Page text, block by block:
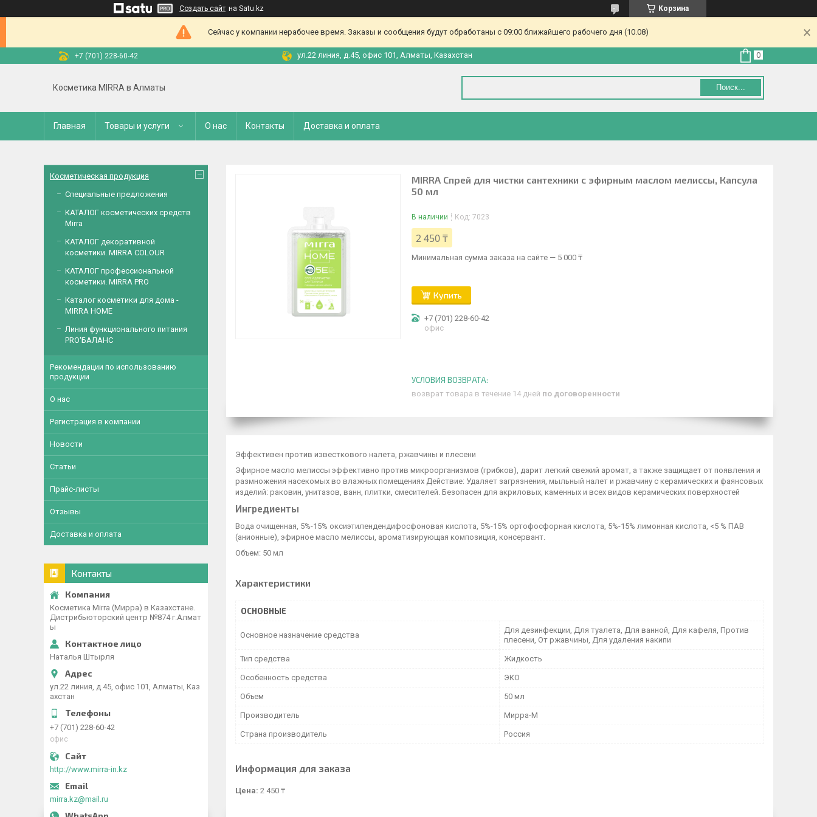
Создать сайт на Satu.kz Корзина
Сейчас у компании нерабочее время. Заказы и сообщения будут обработаны с 09:00 ближайшего рабочего дня (10.08)
+7 (701) 228-60-42 ул.22 линия, д.45, офис 101, Алматы, Казахстан
Косметика MIRRA в Алматы Поиск...
Главная Товары и услуги О нас Контакты Доставка и оплата
MIRRA Спрей для чистки сантехники с эфирным маслом мелиссы, Капсула
50 мл
В наличии Код: 7023
2 450 ₸
Минимальная сумма заказа на сайте — 5 000 ₸
Купить
+7 (701) 228-60-42
офис
возврат товара в течение 14 дней по договоренности
Эффективен против известкового налета, ржавчины и плесени
Эфирное масло мелиссы эффективно против микроорганизмов (грибков), дарит легкий свежий аромат, а также защищает от появления и
размножения насекомых во влажных помещениях Действие: Удаляет загрязнения, мыльный налет и ржавчину с керамических и фаянсовых
изделий: раковин, унитазов, ванн, плитки, смесителей. Безопасен для акриловых, каменных и всех видов керамических поверхностей
Ингредиенты
Вода очищенная, 5%-15% оксиэтилендендифосфоновая кислота, 5%-15% ортофосфорная кислота, 5%-15% лимонная кислота, <5 % ПАВ
(анионные), эфирное масло мелиссы, ароматизирующая композиция, консервант.
Объем: 50 мл
Характеристики
ОСНОВНЫЕ
Основное назначение средства
Для дезинфекции, Для туалета, Для ванной, Для кафеля, Против
плесени, От ржавчины, Для удаления накипи
Тип средства Жидкость
Особенность средства ЭКО
Объем 50 мл
Производитель Мирра-М
Страна производитель Россия
Информация для заказа
Цена: 2 450 ₸
Косметическая продукция
Специальные предложения
КАТАЛОГ косметических средств
Mirra
КАТАЛОГ декоративной
косметики. MIRRA COLOUR
КАТАЛОГ профессиональной
косметики. MIRRA PRO
Каталог косметики для дома -
MIRRA HOME
Линия функционального питания
PRO'БАЛАНС
Рекомендации по использованию
продукции
О нас
Регистрация в компании
Новости
Статьи
Прайс-листы
Отзывы
Доставка и оплата
Контакты
Косметика Mirra (Мирра) в Казахстане.
Дистрибьюторский центр №874 г.Алмат
ы
Наталья Штырля
ул.22 линия, д.45, офис 101, Алматы, Каз
ахстан
+7 (701) 228-60-42
офис
http://www.mirra-in.kz
mirra.kz@mail.ru